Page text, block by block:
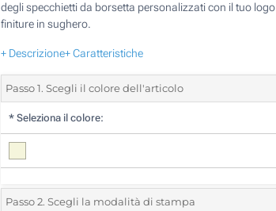
degli specchietti da borsetta personalizzati con il tuo
finiture in sughero.
+ Descrizione+ Caratteristiche
Passo 1. Scegli il colore dell'articolo
* Seleziona il colore:
Passo 2. Scegli la modalità di stampa